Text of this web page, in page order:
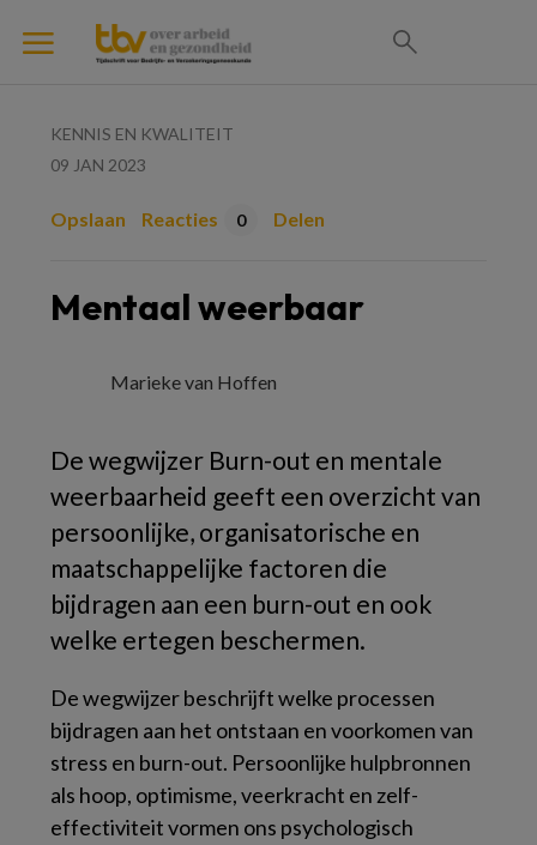
KENNIS EN KWALITEIT
09 JAN 2023
Opslaan Reacties 0 Delen
Mentaal weerbaar
Marieke van Hoffen
De wegwijzer Burn-out en mentale
weerbaarheid geeft een overzicht van
persoonlijke, organisatorische en
maatschappelijke factoren die
bijdragen aan een burn-out en ook
welke ertegen beschermen.
De wegwijzer beschrijft welke processen
bijdragen aan het ontstaan en voorkomen van
stress en burn-out. Persoonlijke hulpbronnen
als hoop, optimisme, veerkracht en zelf-
effectiviteit vormen ons psychologisch